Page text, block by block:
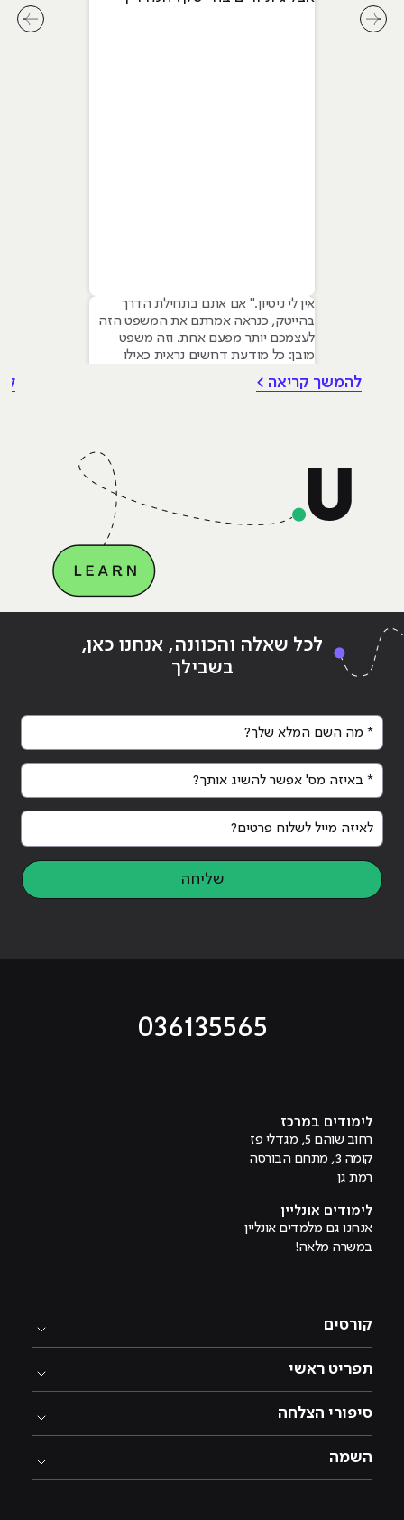
אין לי ניסיון." אם אתם בתחילת הדרך
בהייטק, כנראה אמרתם את המשפט הזה
לעצמכם יותר מפעם אחת. וזה משפט
מובן: כל מודעת דרושים נראית כאילו
כבר נגע במוצר אמיתי, כבר צבר ביטחון.
Continue reading
הדיגיטלי"
להמשך קריאה >
לחץ לחץ לשיקופית קודמת בסליידר מאמרים
לכל שאלה והכוונה, אנחנו כאן,
בשבילך
* מה השם המלא שלך?
* באיזה מס' אפשר להשיג אותך?
לאיזה מייל לשלוח פרטים?
שליחה
036135565
לימודים במרכז
רחוב שוהם 5, מגדלי פז
קומה 3, מתחם הבורסה
רמת גן
לימודים אונליין
אנחנו גם מלמדים אונליין
במשרה מלאה!
קורסים
תפריט ראשי
סיפורי הצלחה
השמה